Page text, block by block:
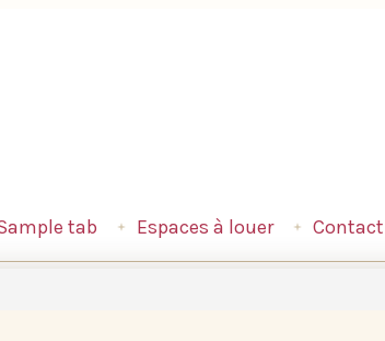
tab Espaces à louer